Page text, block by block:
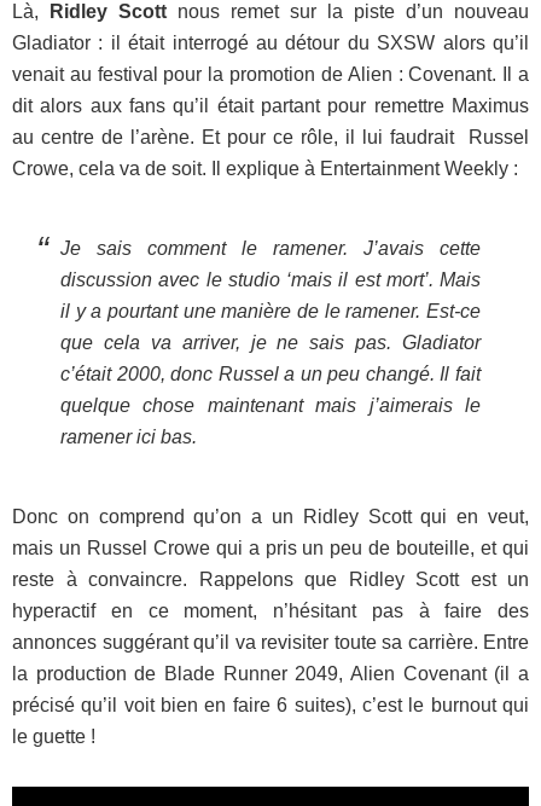
Là, Ridley Scott nous remet sur la piste d’un nouveau
Gladiator : il était interrogé au détour du SXSW alors qu’il
venait au festival pour la promotion de Alien : Covenant. Il a
dit alors aux fans qu’il était partant pour remettre Maximus
au centre de l’arène. Et pour ce rôle, il lui faudrait Russel
Crowe, cela va de soit. Il explique à Entertainment Weekly :
Je sais comment le ramener. J’avais cette
discussion avec le studio ‘mais il est mort’. Mais
il y a pourtant une manière de le ramener. Est-ce
que cela va arriver, je ne sais pas. Gladiator
c’était 2000, donc Russel a un peu changé. Il fait
quelque chose maintenant mais j’aimerais le
ramener ici bas.
Donc on comprend qu’on a un Ridley Scott qui en veut,
mais un Russel Crowe qui a pris un peu de bouteille, et qui
reste à convaincre. Rappelons que Ridley Scott est un
hyperactif en ce moment, n’hésitant pas à faire des
annonces suggérant qu’il va revisiter toute sa carrière. Entre
la production de Blade Runner 2049, Alien Covenant (il a
précisé qu’il voit bien en faire 6 suites), c’est le burnout qui
le guette !